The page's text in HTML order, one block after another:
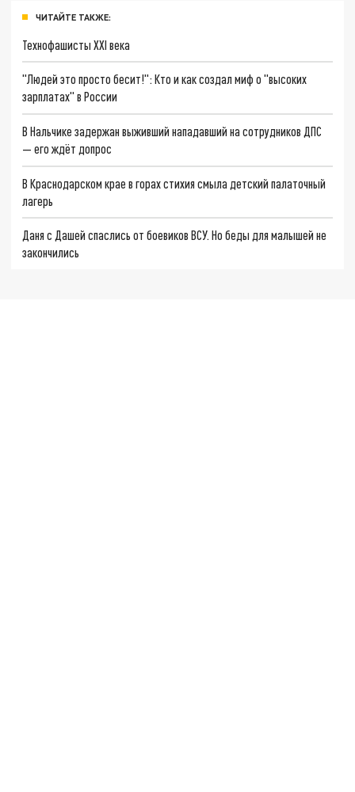
ЧИТАЙТЕ ТАКЖЕ:
Технофашисты XXI века
"Людей это просто бесит!": Кто и как создал миф о "высоких
зарплатах" в России
В Нальчике задержан выживший нападавший на сотрудников ДПС
— его ждёт допрос
В Краснодарском крае в горах стихия смыла детский палаточный
лагерь
Даня с Дашей спаслись от боевиков ВСУ. Но беды для малышей не
закончились